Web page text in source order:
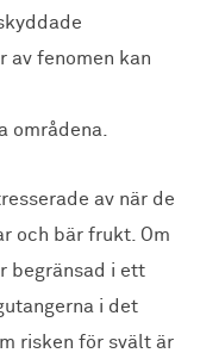
av fenomen kan
områdena.
av när de
och bär frukt. Om
begränsad i ett
i det
risken för svält är